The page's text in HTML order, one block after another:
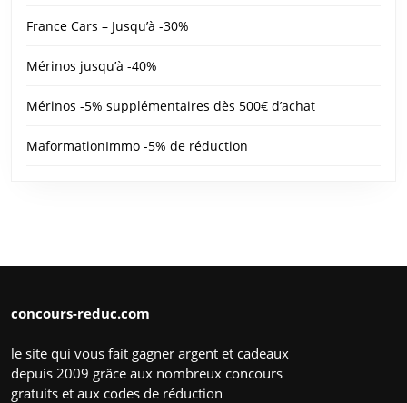
France Cars – Jusqu’à -30%
Mérinos jusqu’à -40%
Mérinos -5% supplémentaires dès 500€ d’achat
MaformationImmo -5% de réduction
concours-reduc.com
le site qui vous fait gagner argent et cadeaux
depuis 2009 grâce aux nombreux concours
gratuits et aux codes de réduction